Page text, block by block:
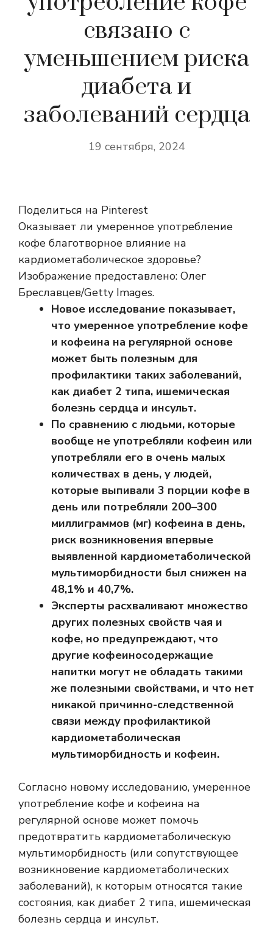
связано с
уменьшением риска
диабета и
заболеваний сердца
19 сентября, 2024
Поделиться на Pinterest
Оказывает ли умеренное употребление
кофе благотворное влияние на
кардиометаболическое здоровье?
Изображение предоставлено: Олег
Бреславцев/Getty Images.
Новое исследование показывает,
что умеренное употребление кофе
и кофеина на регулярной основе
может быть полезным для
профилактики таких заболеваний,
как диабет 2 типа, ишемическая
болезнь сердца и инсульт.
По сравнению с людьми, которые
вообще не употребляли кофеин или
употребляли его в очень малых
количествах в день, у людей,
которые выпивали 3 порции кофе в
день или потребляли 200–300
миллиграммов (мг) кофеина в день,
риск возникновения впервые
выявленной кардиометаболической
мультиморбидности был снижен на
48,1% и 40,7%.
Эксперты расхваливают множество
других полезных свойств чая и
кофе, но предупреждают, что
другие кофеиносодержащие
напитки могут не обладать такими
же полезными свойствами, и что нет
никакой причинно-следственной
связи между профилактикой
кардиометаболическая
мультиморбидность и кофеин.
Согласно новому исследованию, умеренное
употребление кофе и кофеина на
регулярной основе может помочь
предотвратить кардиометаболическую
мультиморбидность (или сопутствующее
возникновение кардиометаболических
заболеваний), к которым относятся такие
состояния, как диабет 2 типа, ишемическая
болезнь сердца и инсульт.